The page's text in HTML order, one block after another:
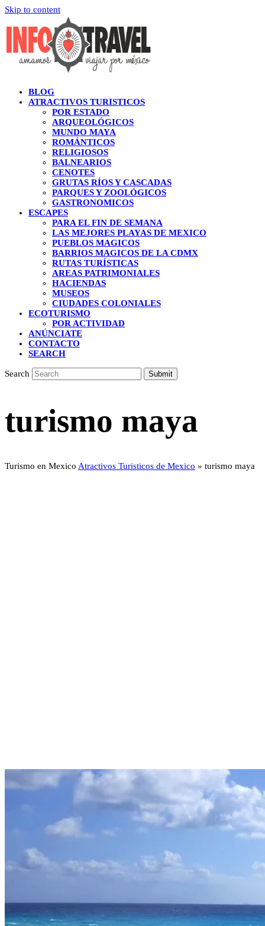
Skip to content
BLOG
ATRACTIVOS TURISTICOS
POR ESTADO
ARQUEOLÓGICOS
MUNDO MAYA
ROMÁNTICOS
RELIGIOSOS
BALNEARIOS
CENOTES
GRUTAS RÍOS Y CASCADAS
PARQUES Y ZOOLÓGICOS
GASTRONOMICOS
ESCAPES
PARA EL FIN DE SEMANA
LAS MEJORES PLAYAS DE MEXICO
PUEBLOS MAGICOS
BARRIOS MAGICOS DE LA CDMX
RUTAS TURÍSTICAS
AREAS PATRIMONIALES
HACIENDAS
MUSEOS
CIUDADES COLONIALES
ECOTURISMO
POR ACTIVIDAD
ANÚNCIATE
CONTACTO
SEARCH
Search Submit
turismo maya
Turismo en Mexico Atractivos Turisticos de Mexico » turismo maya